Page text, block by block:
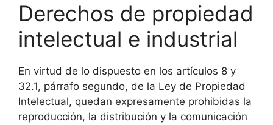
Derechos de propiedad
intelectual e industrial
En virtud de lo dispuesto en los artículos 8 y
32.1, párrafo segundo, de la Ley de Propiedad
Intelectual, quedan expresamente prohibidas la
reproducción, la distribución y la comunicación